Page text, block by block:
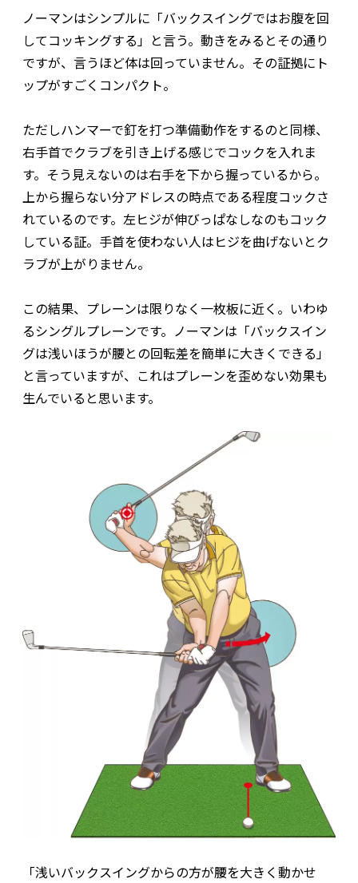
ノーマンはシンプルに「バックスイングではお腹を回
してコッキングする」と言う。動きをみるとその通り
ですが、言うほど体は回っていません。その証拠にト
ップがすごくコンパクト。
ただしハンマーで釘を打つ準備動作をするのと同様、
右手首でクラブを引き上げる感じでコックを入れま
す。そう見えないのは右手を下から握っているから。
上から握らない分アドレスの時点である程度コックさ
れているのです。左ヒジが伸びっぱなしなのもコック
している証。手首を使わない人はヒジを曲げないとク
ラブが上がりません。
この結果、プレーンは限りなく一枚板に近く。いわゆ
るシングルプレーンです。ノーマンは「バックスイン
グは浅いほうが腰との回転差を簡単に大きくできる」
と言っていますが、これはプレーンを歪めない効果も
生んでいると思います。
「浅いバックスイングからの方が腰を大きく動かせ